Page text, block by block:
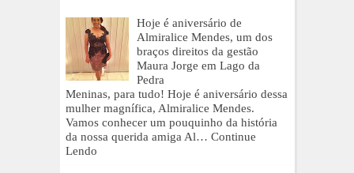
Hoje é aniversário de
Almiralice Mendes, um dos
braços direitos da gestão
Maura Jorge em Lago da
Pedra
Meninas, para tudo! Hoje é aniversário dessa
mulher magnífica, Almiralice Mendes.
Vamos conhecer um pouquinho da história
da nossa querida amiga Al… Continue
Lendo